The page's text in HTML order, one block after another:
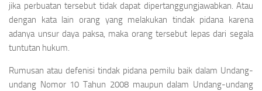
jika perbuatan tersebut tidak dapat dipertanggungjawabkan. Atau
dengan kata lain orang yang melakukan tindak pidana karena
adanya unsur daya paksa, maka orang tersebut lepas dari segala
tuntutan hukum.
Rumusan atau defenisi tindak pidana pemilu baik dalam Undang-
undang Nomor 10 Tahun 2008 maupun dalam Undang-undang